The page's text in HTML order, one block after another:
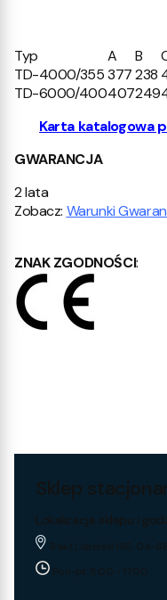
Typ A B
TD-4000/355377238
TD-6000/400407249
Karta katalogowa
GWARANCJA
2 lata
Zobacz: Warunki
ZNAK ZGODNOŚCI:
Sklep
Lokalizacja sklepu i
Trakt Lubelski 195, 04-
Pon-pt: 8:00 - 17:00